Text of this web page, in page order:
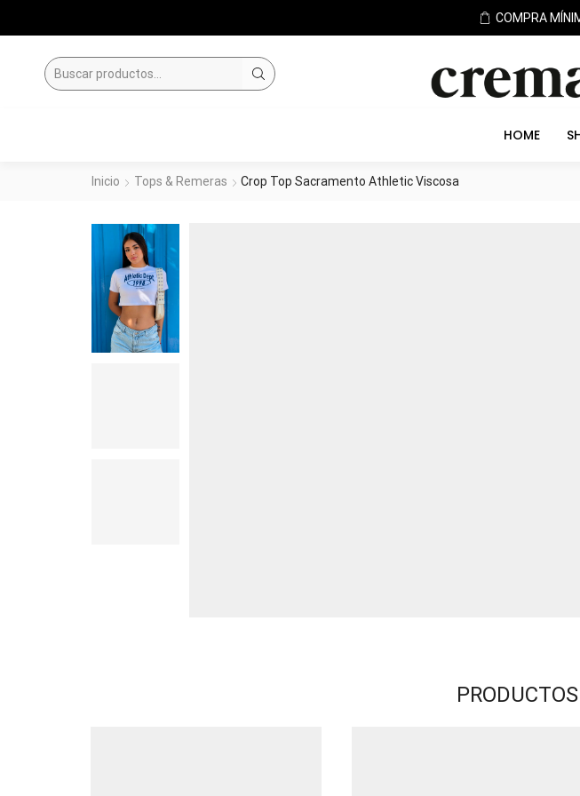
SEARCH
HOME
Inicio Tops & Remeras Crop Top Sacramento Athletic Viscosa